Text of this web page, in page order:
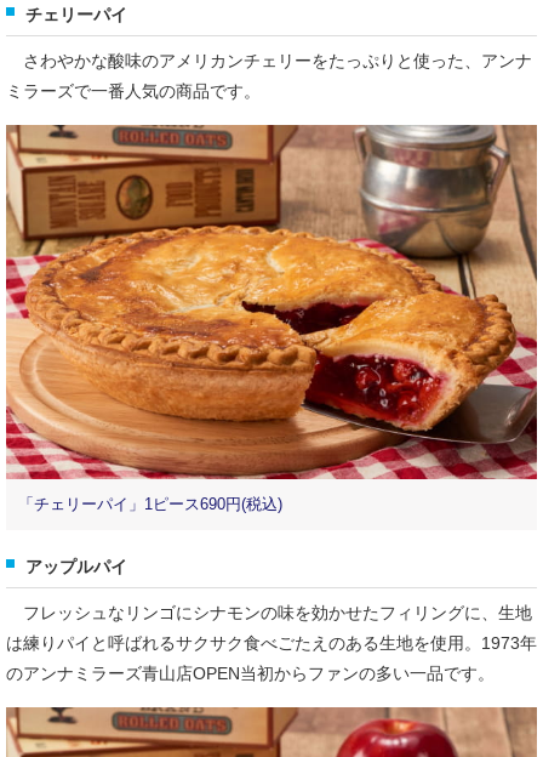
チェリーパイ
さわやかな酸味のアメリカンチェリーをたっぷりと使った、アンナ
ミラーズで一番人気の商品です。
「チェリーパイ」1ピース690円(税込)
アップルパイ
フレッシュなリンゴにシナモンの味を効かせたフィリングに、生地
は練りパイと呼ばれるサクサク食べごたえのある生地を使用。1973年
のアンナミラーズ青山店OPEN当初からファンの多い一品です。